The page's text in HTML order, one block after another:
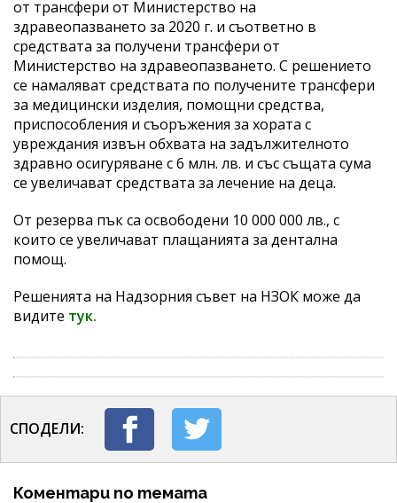
от трансфери от Министерство на
здравеопазването за 2020 г. и съответно в
средствата за получени трансфери от
Министерство на здравеопазването. С решението
се намаляват средствата по получените трансфери
за медицински изделия, помощни средства,
приспособления и съоръжения за хората с
увреждания извън обхвата на задължителното
здравно осигуряване с 6 млн. лв. и със същата сума
се увеличават средствата за лечение на деца.
От резерва пък са освободени 10 000 000 лв., с
които се увеличават плащанията за дентална
помощ.
Решенията на Надзорния съвет на НЗОК може да
видите тук.
СПОДЕЛИ:
Коментари по темата